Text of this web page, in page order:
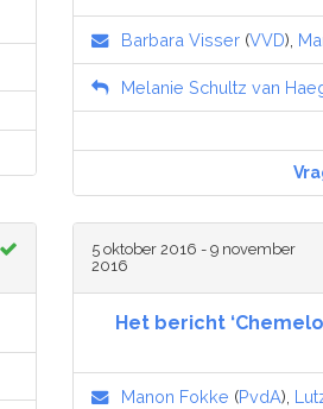
Barbara Visser (VVD),
Melanie Schultz van
5 oktober 2016 - 9 november
2016
Het bericht
Manon Fokke (PvdA),